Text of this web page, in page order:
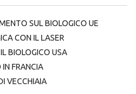
SUL BIOLOGICO UE
CON IL LASER
BIOLOGICO USA
FRANCIA
VECCHIAIA